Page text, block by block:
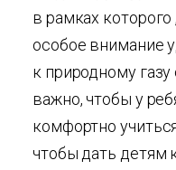
в рамках которого
особое внимание
к природному
важно, чтобы у
комфортно
чтобы дать детям